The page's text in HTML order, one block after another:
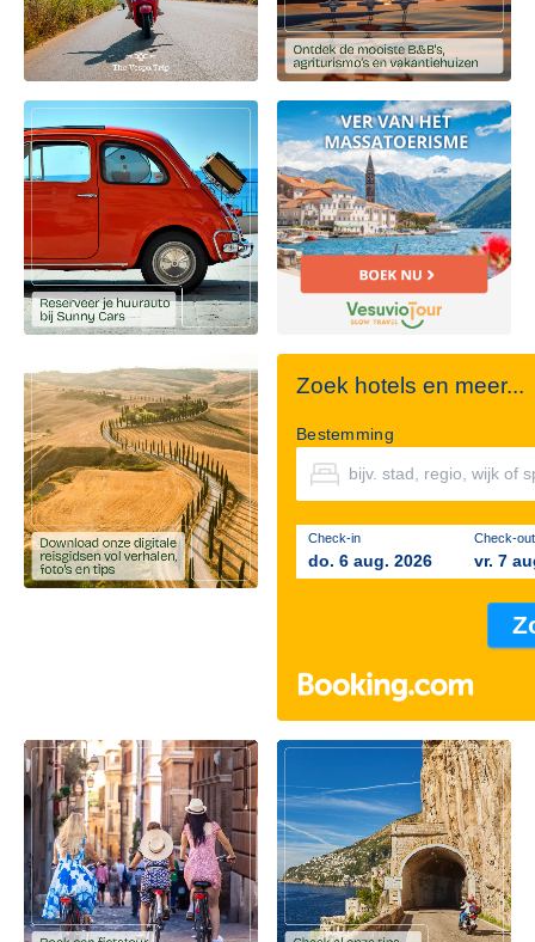
Zoek hotels en meer...
Bestemming
Check-in
do. 6 aug. 2026
Check-out
vr. 7